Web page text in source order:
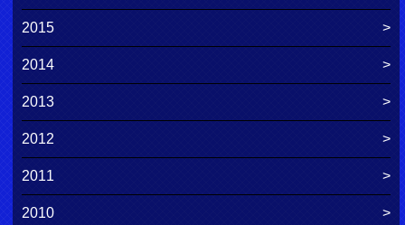
2015
2014
2013
2012
2011
2010